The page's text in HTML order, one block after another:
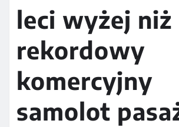
leci wyżej niż
rekordowy
komercyjny
samolot